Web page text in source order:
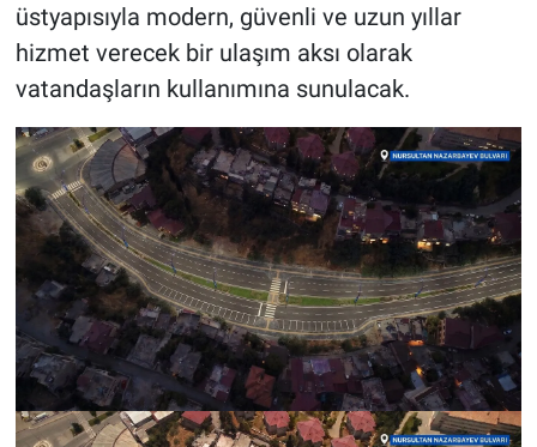
üstyapısıyla modern, güvenli ve uzun yıllar
hizmet verecek bir ulaşım aksı olarak
vatandaşların kullanımına sunulacak.